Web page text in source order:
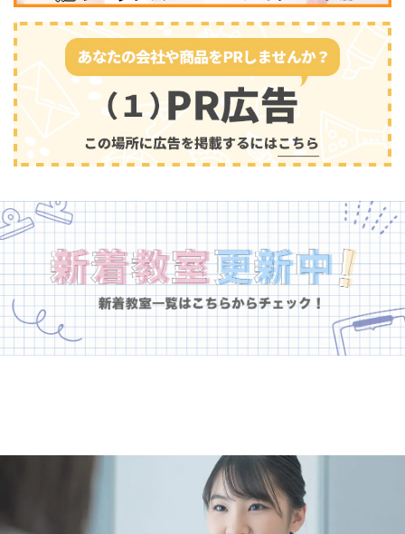
幼児教育(681)